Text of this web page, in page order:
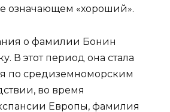
означающем «хороший».
о фамилии Бонин
В этот период она стала
по средиземноморским
во время
Европы, фамилия